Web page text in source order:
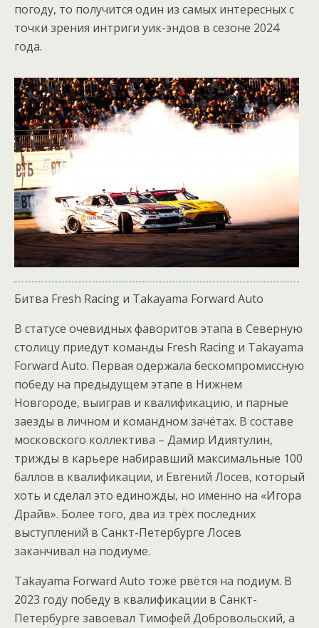
погоду, то получится один из самых интересных с
точки зрения интриги уик-эндов в сезоне 2024
года.
Битва Fresh Racing и Takayama Forward Auto
В статусе очевидных фаворитов этапа в Северную
столицу приедут команды Fresh Racing и Takayama
Forward Auto. Первая одержала бескомпромиссную
победу на предыдущем этапе в Нижнем
Новгороде, выиграв и квалификацию, и парные
заезды в личном и командном зачётах. В составе
московского коллектива – Дамир Идиятулин,
трижды в карьере набиравший максимальные 100
баллов в квалификации, и Евгений Лосев, который
хоть и сделал это единожды, но именно на «Игора
Драйв». Более того, два из трёх последних
выступлений в Санкт-Петербурге Лосев
заканчивал на подиуме.
Takayama Forward Auto тоже рвётся на подиум. В
2023 году победу в квалификации в Санкт-
Петербурге завоевал Тимофей Добровольский, а